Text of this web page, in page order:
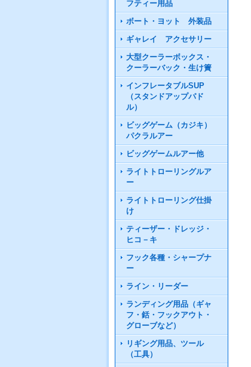
フティー用品
ボート・ヨット 外装品
ギャレイ アクセサリー
大型クーラーボックス・
クーラーバック・生け簀
インフレータブルSUP
（スタンドアップパド
ル）
ビッグゲーム（カジキ）
パクラルアー
ビッグゲームルアー他
ライトトローリングルア
ー
ライトトローリング仕掛
け
ティーザー・ドレッジ・
ヒコ－キ
フック各種・シャープナ
ー
ライン・リーダー
ランディング用品（ギャ
フ・銛・フックアウト・
グローブなど）
リギング用品、ツール
（工具）